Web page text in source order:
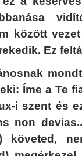
között
Ez
Íme a Te
i szent és
non
követed,